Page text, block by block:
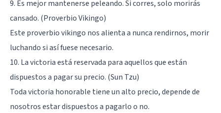
9. Es mejor mantenerse peleando. Si corres, solo morirás
cansado. (Proverbio Vikingo)
Este proverbio vikingo nos alienta a nunca rendirnos, morir
luchando si así fuese necesario.
10. La victoria está reservada para aquellos que están
dispuestos a pagar su precio. (Sun Tzu)
Toda victoria honorable tiene un alto precio, depende de
nosotros estar dispuestos a pagarlo o no.